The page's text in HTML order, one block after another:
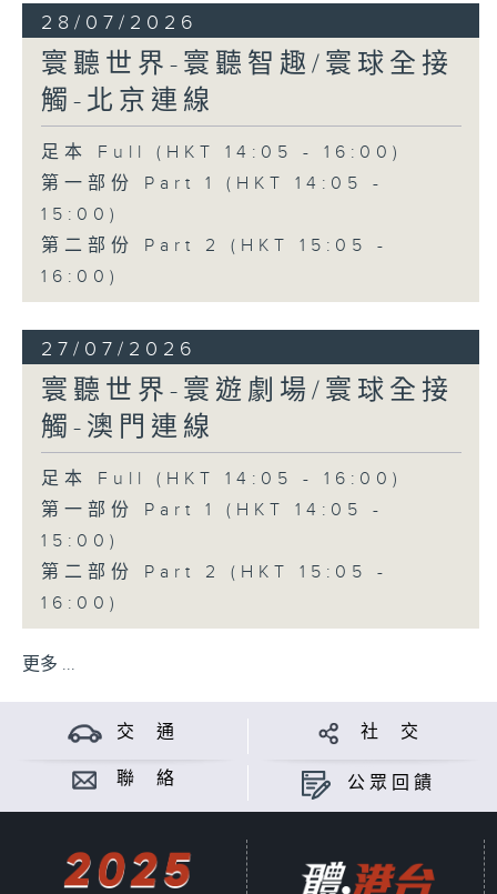
28/07/2026
寰聽世界-寰聽智趣/寰球全接
觸-北京連線
足本 Full (HKT 14:05 - 16:00)
第一部份 Part 1 (HKT 14:05 -
15:00)
第二部份 Part 2 (HKT 15:05 -
16:00)
27/07/2026
寰聽世界-寰遊劇場/寰球全接
觸-澳門連線
足本 Full (HKT 14:05 - 16:00)
第一部份 Part 1 (HKT 14:05 -
15:00)
第二部份 Part 2 (HKT 15:05 -
16:00)
更多 ...
交 通 社 交
聯 絡 公眾回饋